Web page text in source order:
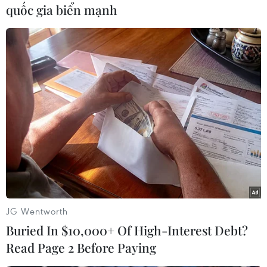
#Al-Qaeda #Osama bin Laden
#Khủng bố
#Biệt kích Mỹ
Theo dõi VietnamPlus
quốc gia biển mạnh
JG Wentworth
Buried In $10,000+ Of High-Interest Debt?
Read Page 2 Before Paying